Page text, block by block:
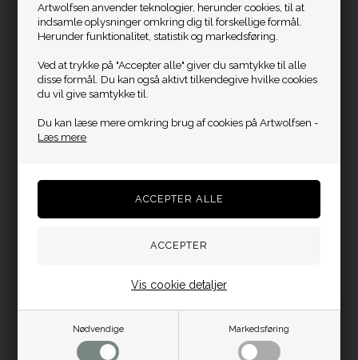
Artwolfsen anvender teknologier, herunder cookies, til at
indsamle oplysninger omkring dig til forskellige formål.
Herunder funktionalitet, statistik og markedsføring.
Ved at trykke på "Accepter alle" giver du samtykke til alle
disse formål. Du kan også aktivt tilkendegive hvilke cookies
du vil give samtykke til.
Du kan læse mere omkring brug af cookies på Artwolfsen -
Læs mere
Nødvendige Markedsføring
Vis cookie detaljer
En Sommernat - Anne Juul Christophersen
Bredde: 71 / Højde: 90
DKK 4.200,00
Bredde: 59,4 cm / Højde: